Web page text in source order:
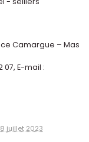
Camargue – Mas
07, E-mail :
juillet 2023